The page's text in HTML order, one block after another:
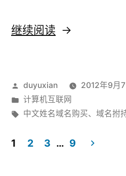
继续阅读 “买
中
文
名
发
布
者：
duyuxian
2012年9月7
发
布
计算机互联网
标
中文姓名域名购买、 域名拊
1 2 3 … 9